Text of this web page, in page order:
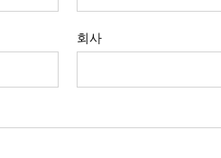
회사